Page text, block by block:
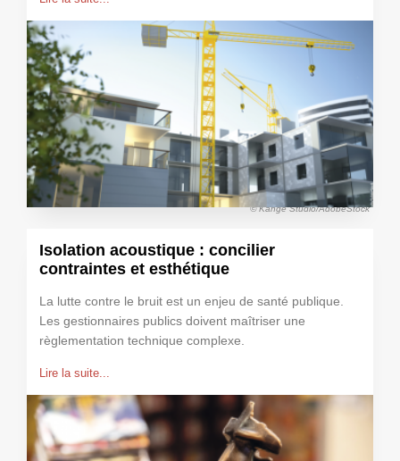
© Kange Studio/AdobeStock
Isolation acoustique : concilier
contraintes et esthétique
La lutte contre le bruit est un enjeu de santé publique.
Les gestionnaires publics doivent maîtriser une
règlementation technique complexe.
Lire la suite...